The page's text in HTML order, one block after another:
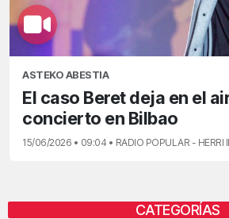
ASTEKO ABESTIA
El caso Beret deja en el
concierto en Bilbao
15/06/2026 • 09:04 • RADIO POPULAR - HERRI
CATEGORÍAS